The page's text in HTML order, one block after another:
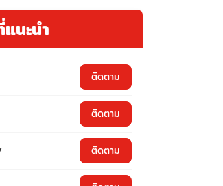
นะนำ
ติดตาม
ติดตาม
ติดตาม